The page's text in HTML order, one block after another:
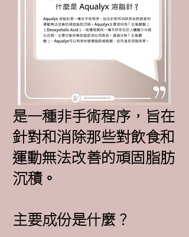
是一種非手術程序，旨在
針對和消除那些對飲食和
運動無法改善的頑固脂肪
沉積。
主要成份是什麼？